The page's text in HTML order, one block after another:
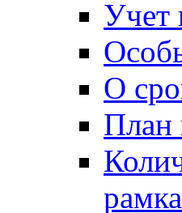
Учет
О
План